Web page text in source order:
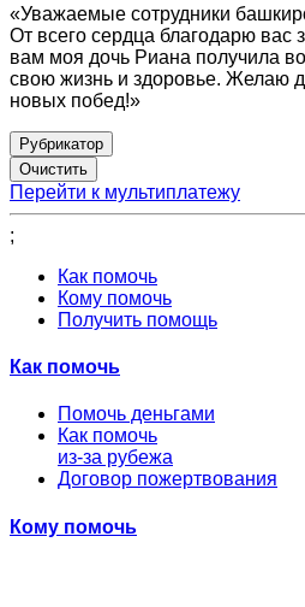
«Уважаемые сотрудники
От всего сердца благодарю вас
вам моя дочь Риана получила
свою жизнь и здоровье. Желаю
новых побед!»
Рубрикатор
Перейти к мультиплатежу
;
Как помочь
Кому помочь
Получить помощь
Как помочь
Помочь деньгами
Как помочь
из-за рубежа
Договор пожертвования
Кому помочь